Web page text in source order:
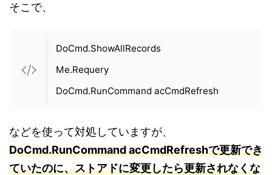
そこで、
DoCmd.ShowAllRecords
Me.Requery
DoCmd.RunCommand acCmdRefresh
などを使って対処していますが、
DoCmd.RunCommand acCmdRefreshで更新でき
ていたのに、ストアドに変更したら更新されなくな